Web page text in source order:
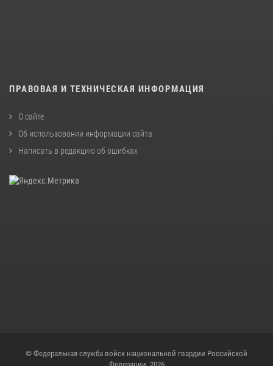
ПРАВОВАЯ И ТЕХНИЧЕСКАЯ ИНФОРМАЦИЯ
О сайте
Об использовании информации сайта
Написать в редакцию об ошибках
© Федеральная служба войск национальной гвардии Российской